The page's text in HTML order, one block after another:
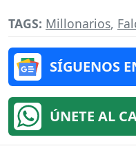
TAGS: Millonarios,
SÍGUENOS
ÚNETE AL